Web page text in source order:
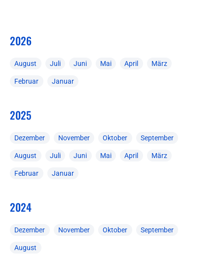
2026
August Juli Juni Mai April März
Februar Januar
2025
Dezember November Oktober September
August Juli Juni Mai April März
Februar Januar
2024
Dezember November Oktober September
August